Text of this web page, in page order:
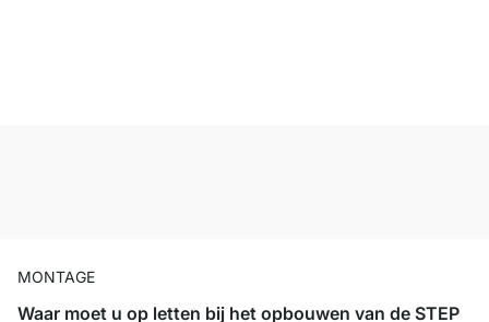
MONTAGE
Waar moet u op letten bij het opbouwen van de STEP